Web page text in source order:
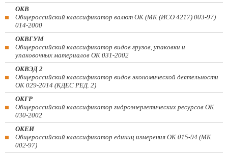
ОКВ
Общероссийский классификатор валют ОК (МК (ИСО 4217) 003-97)
014-2000
ОКВГУМ
Общероссийский классификатор видов грузов, упаковки и
упаковочных материалов ОК 031-2002
ОКВЭД 2
Общероссийский классификатор видов экономической деятельности
ОК 029-2014 (КДЕС РЕД. 2)
ОКГР
Общероссийский классификатор гидроэнергетических ресурсов ОК
030-2002
ОКЕИ
Общероссийский классификатор единиц измерения ОК 015-94 (МК
002-97)